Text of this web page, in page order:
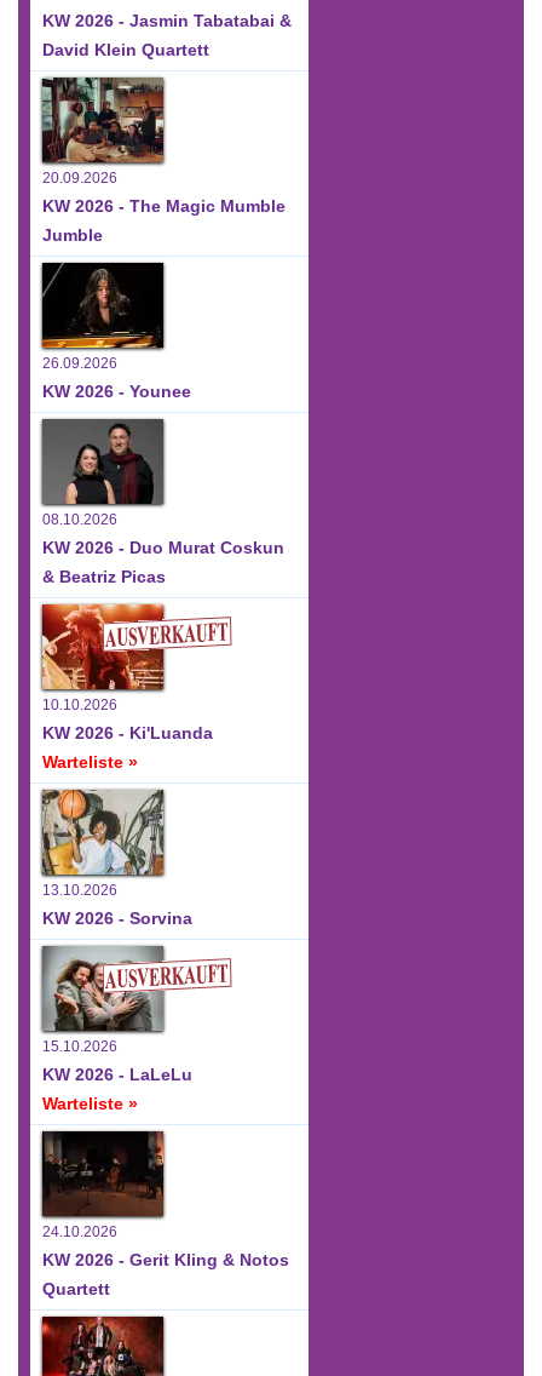
KW 2026 - Jasmin Tabatabai &
David Klein Quartett
20.09.2026
KW 2026 - The Magic Mumble
Jumble
26.09.2026
KW 2026 - Younee
08.10.2026
KW 2026 - Duo Murat Coskun
& Beatriz Picas
10.10.2026
KW 2026 - Ki'Luanda
Warteliste »
13.10.2026
KW 2026 - Sorvina
15.10.2026
KW 2026 - LaLeLu
Warteliste »
24.10.2026
KW 2026 - Gerit Kling & Notos
Quartett